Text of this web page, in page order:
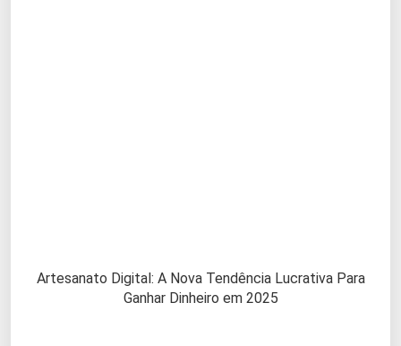
Artesanato Digital: A Nova Tendência Lucrativa Para
Ganhar Dinheiro em 2025